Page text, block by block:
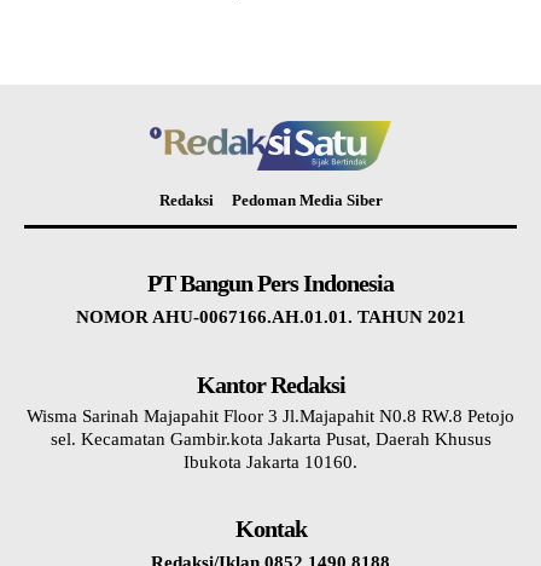
Redaksi Pedoman Media Siber
PT Bangun Pers Indonesia
NOMOR AHU-0067166.AH.01.01. TAHUN 2021
Kantor Redaksi
Wisma Sarinah Majapahit Floor 3 Jl.Majapahit N0.8 RW.8 Petojo
sel. Kecamatan Gambir.kota Jakarta Pusat, Daerah Khusus
Ibukota Jakarta 10160.
Kontak
Redaksi/Iklan 0852 1490 8188